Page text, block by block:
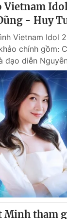
Vietnam
- Huy
Vietnam Idol
chính gồm:
đạo diễn
Minh tham